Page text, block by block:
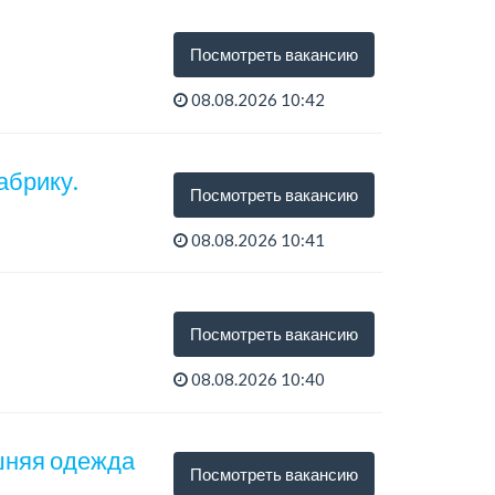
Посмотреть вакансию
08.08.2026 10:42
Посмотреть вакансию
08.08.2026 10:41
Посмотреть вакансию
08.08.2026 10:40
одежда Посмотреть вакансию